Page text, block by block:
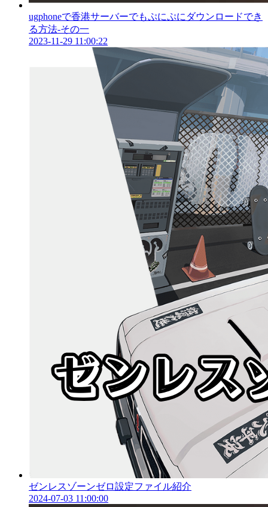
ugphoneで香港サーバーでもぷにぷにダウンロードでき
る方法‐その一
2023-11-29 11:00:22
ゼンレスゾーンゼロ設定ファイル紹介
2024-07-03 11:00:00